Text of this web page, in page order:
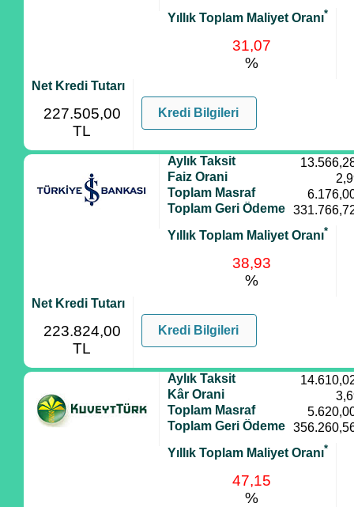
Yıllık Toplam Maliyet Oranı*
31,07
%
Net Kredi Tutarı
227.505,00
TL
Kredi Bilgileri
Aylık Taksit
Faiz Orani
Toplam Masraf
Toplam Geri Ödeme
Yıllık Toplam Maliyet Oranı*
38,93
%
Net Kredi Tutarı
223.824,00
TL
Kredi Bilgileri
Aylık Taksit
Kâr Orani
Toplam Masraf
Toplam Geri Ödeme
Yıllık Toplam Maliyet Oranı*
47,15
%